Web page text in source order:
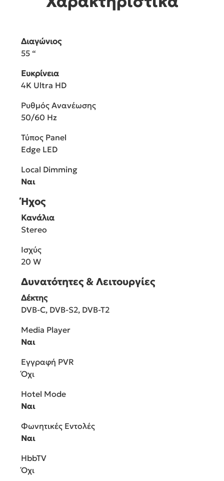
Διαγώνιος
55 “
Ευκρίνεια
4K Ultra HD
Ρυθμός Ανανέωσης
50/60 Hz
Τύπος Panel
Edge LED
Local Dimming
Ναι
Ήχος
Κανάλια
Stereo
Ισχύς
20 W
Δυνατότητες & Λειτουργίες
Δέκτης
DVB-C, DVB-S2, DVB-T2
Media Player
Ναι
Εγγραφή PVR
Όχι
Hotel Mode
Ναι
Φωνητικές Εντολές
Ναι
HbbTV
Όχι